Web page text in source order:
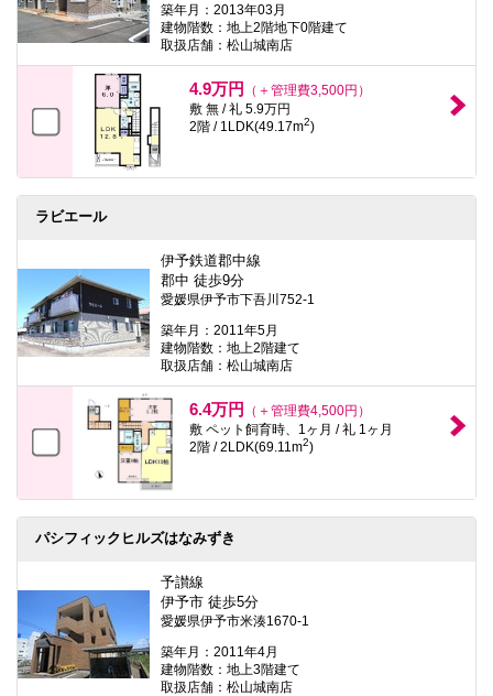
築年月：2013年03月
建物階数：地上2階地下0階建て
取扱店舗：松山城南店
4.9万円
（＋管理費3,500円）
敷 無 / 礼 5.9万円
2階 / 1LDK(49.17m2)
ラビエール
伊予鉄道郡中線
郡中 徒歩9分
愛媛県伊予市下吾川752-1
築年月：2011年5月
建物階数：地上2階建て
取扱店舗：松山城南店
6.4万円
（＋管理費4,500円）
敷 ペット飼育時、1ヶ月 / 礼 1ヶ月
2階 / 2LDK(69.11m2)
パシフィックヒルズはなみずき
予讃線
伊予市 徒歩5分
愛媛県伊予市米湊1670-1
築年月：2011年4月
建物階数：地上3階建て
取扱店舗：松山城南店